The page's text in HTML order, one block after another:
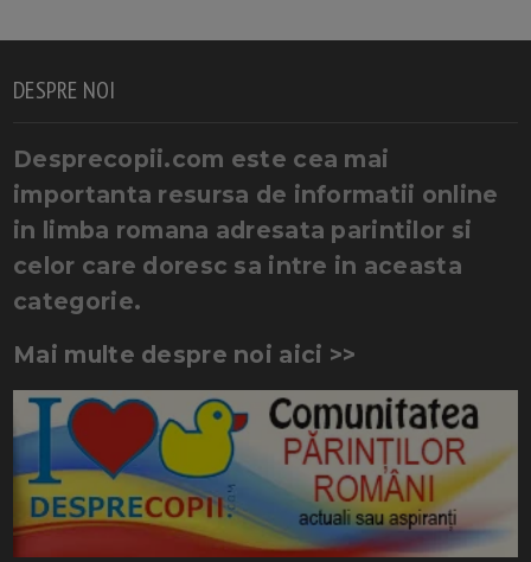
DESPRE NOI
Desprecopii.com este cea mai
importanta resursa de informatii online
in limba romana adresata parintilor si
celor care doresc sa intre in aceasta
categorie.
Mai multe despre noi aici >>